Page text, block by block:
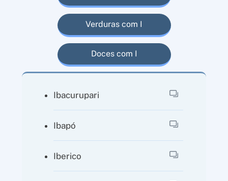
Verduras com I
Doces com I
Ibacurupari
Ibapó
Iberico